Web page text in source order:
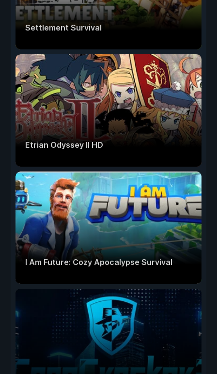
Settlement Survival
Etrian Odyssey II HD
I Am Future: Cozy Apocalypse Survival